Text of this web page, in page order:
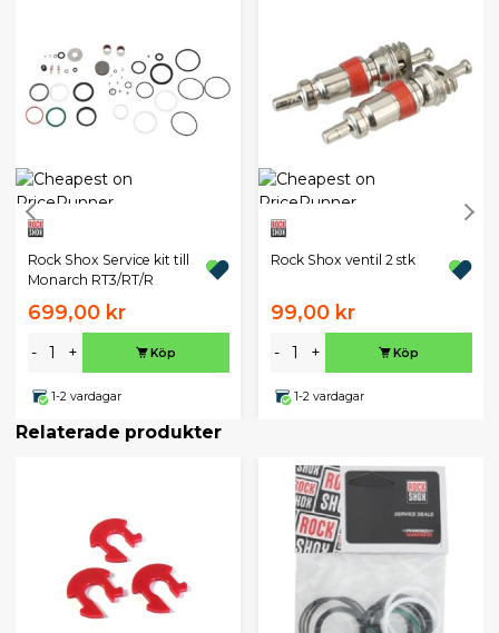
Rock Shox Service kit till
Monarch RT3/RT/R
699,00 kr
- + Köp
1-2 vardagar
Rock Shox ventil 2 stk
99,00 kr
- + Köp
1-2 vardagar
Relaterade produkter